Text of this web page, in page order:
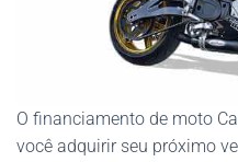
O financiamento de moto
você adquirir seu próximo